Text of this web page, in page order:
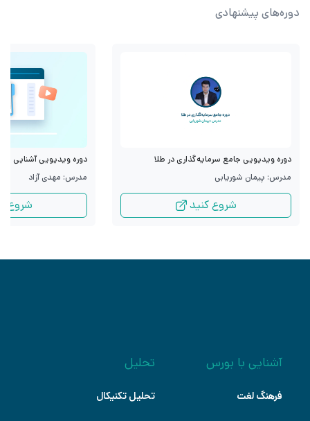
دوره‌های پیشنهادی
دوره ویدیویی جامع سرمایه‌گذاری در طلا
مدرس: پیمان شوریابی
شروع کنید
دوره ویدیویی آشنایی با
مدرس: مهدی آزاد
شروع
آشنایی با بورس
فرهنگ لغت
تحلیل
تحلیل تکنیکال